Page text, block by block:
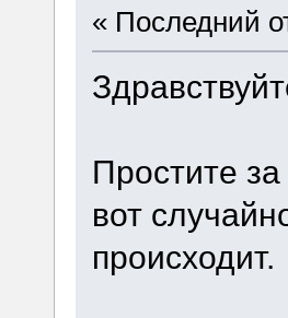
« Последний
Простите
вот
происходит.